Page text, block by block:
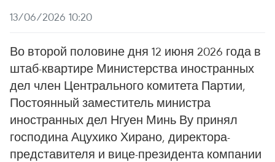
13/06/2026 10:20
Во второй половине дня 12 июня 2026 года в
штаб-квартире Министерства иностранных
дел член Центрального комитета Партии,
Постоянный заместитель министра
иностранных дел Нгуен Минь Ву принял
господина Ацухико Хирано, директора-
представителя и вице-президента компании